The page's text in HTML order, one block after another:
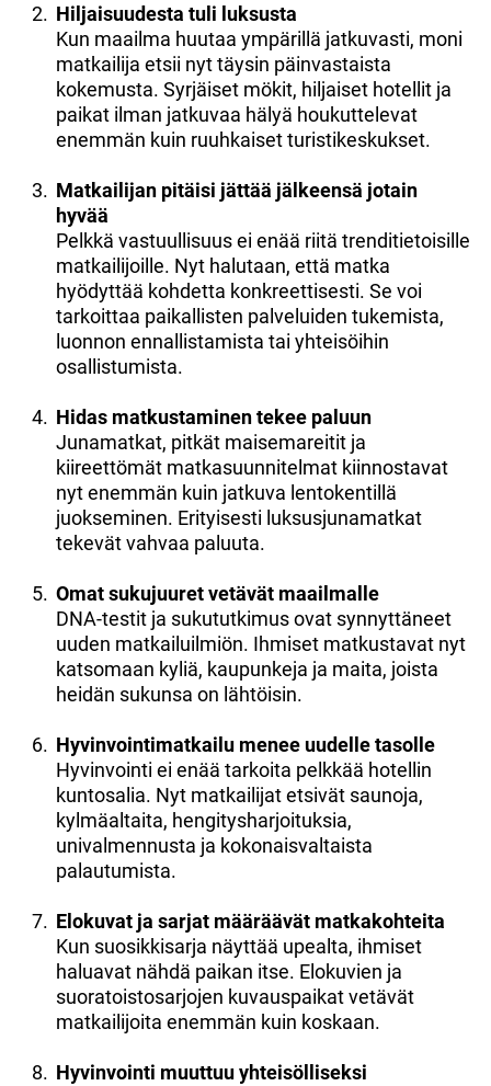
Hiljaisuudesta tuli luksusta
Kun maailma huutaa ympärillä jatkuvasti, moni
matkailija etsii nyt täysin päinvastaista
kokemusta. Syrjäiset mökit, hiljaiset hotellit ja
paikat ilman jatkuvaa hälyä houkuttelevat
enemmän kuin ruuhkaiset turistikeskukset.
Matkailijan pitäisi jättää jälkeensä jotain
hyvää
Pelkkä vastuullisuus ei enää riitä trenditietoisille
matkailijoille. Nyt halutaan, että matka
hyödyttää kohdetta konkreettisesti. Se voi
tarkoittaa paikallisten palveluiden tukemista,
luonnon ennallistamista tai yhteisöihin
osallistumista.
Hidas matkustaminen tekee paluun
Junamatkat, pitkät maisemareitit ja
kiireettömät matkasuunnitelmat kiinnostavat
nyt enemmän kuin jatkuva lentokentillä
juokseminen. Erityisesti luksusjunamatkat
tekevät vahvaa paluuta.
Omat sukujuuret vetävät maailmalle
DNA-testit ja sukututkimus ovat synnyttäneet
uuden matkailuilmiön. Ihmiset matkustavat nyt
katsomaan kyliä, kaupunkeja ja maita, joista
heidän sukunsa on lähtöisin.
Hyvinvointimatkailu menee uudelle tasolle
Hyvinvointi ei enää tarkoita pelkkää hotellin
kuntosalia. Nyt matkailijat etsivät saunoja,
kylmäaltaita, hengitysharjoituksia,
univalmennusta ja kokonaisvaltaista
palautumista.
Elokuvat ja sarjat määräävät matkakohteita
Kun suosikkisarja näyttää upealta, ihmiset
haluavat nähdä paikan itse. Elokuvien ja
suoratoistosarjojen kuvauspaikat vetävät
matkailijoita enemmän kuin koskaan.
Hyvinvointi muuttuu yhteisölliseksi